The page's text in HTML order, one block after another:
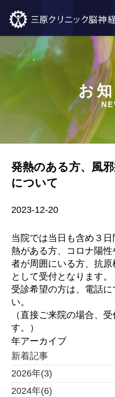
お
発熱のある方、風
について
2023-12-20
当院では当日も含め３
熱がある方、コロナ陽
者が周囲にいる方、抗
として受付となります。
受診希望の方は、電話
い。
（直接ご来院の場合、
す。）
年アーカイブ
新着記事
2026年(3)
2024年(6)